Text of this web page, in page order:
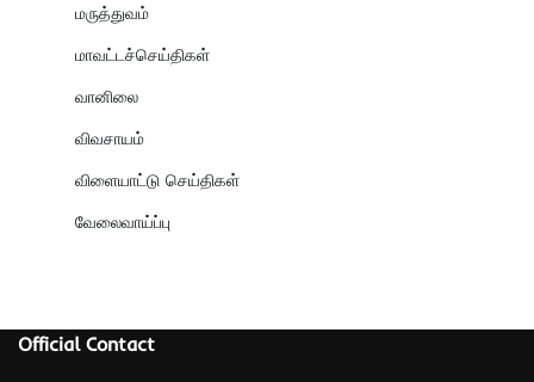
மருத்துவம்
மாவட்டச்செய்திகள்
வானிலை
விவசாயம்
விளையாட்டு செய்திகள்
வேலைவாய்ப்பு
Official Contact